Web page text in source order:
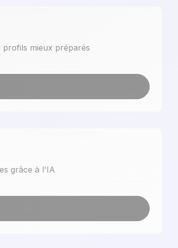
profils mieux préparés
grâce à l'IA